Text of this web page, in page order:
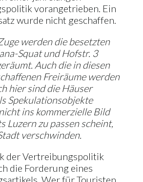
vorangetrieben. Ein
wurde nicht geschaffen.
werden die besetzten
Squat und Hofstr. 3
Auch die in diesen
Freiräume werden
hier sind die Häuser
Spekulationsobjekte
ins kommerzielle Bild
Luzern zu passen scheint,
verschwinden.
der Vertreibungspolitik
die Forderung eines
Wer für Touristen